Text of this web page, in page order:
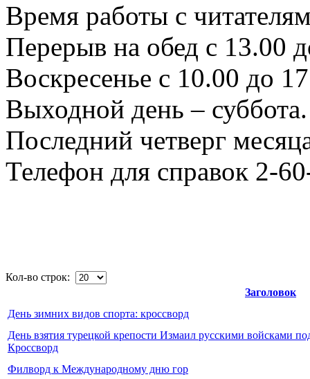
Время работы с
Перерыв на обед с 13.00
Воскресенье с 10.00 до
Выходной день – суббота.
Последний четверг
Телефон для справок 2-
Кол-во строк:
Заголовок
День зимних видов спорта: кроссворд
День взятия турецкой крепости Измаил русскими войсками
Кроссворд
Филворд к Международному дню гор